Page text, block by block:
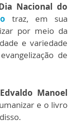
Nacional do
traz, em sua
por meio da
e variedade
de
Manoel
e o livro